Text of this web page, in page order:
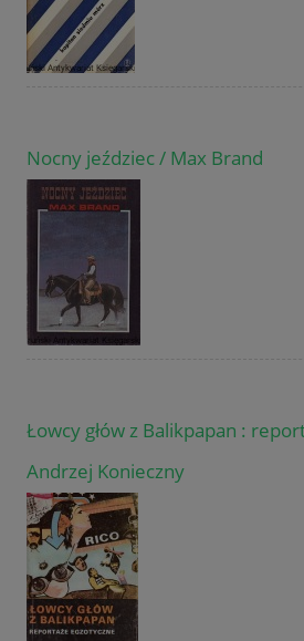
Nocny jeździec / Max Brand
Łowcy głów z Balikpapan :
Andrzej Konieczny